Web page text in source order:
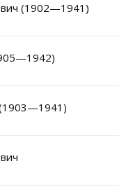
(1902—1941)